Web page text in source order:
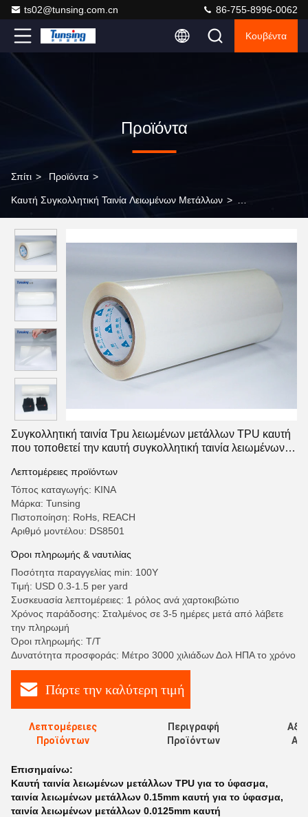
ts02@tunsing.com.cn 86-755-8996-0062
Κουβέντα
Προϊόντα
Σπίτι > Προϊόντα >
Καυτή Συγκολλητική Ταινία Λειωμένων Μετάλλων >
τοποθετεί την καυτή συγκολλητική ταινία λειωμένων μετάλλων για
το ύφασμα σε στρώματα
Συγκολλητική ταινία Tpu λειωμένων μετάλλων TPU καυτή
που τοποθετεί την καυτή συγκολλητική ταινία λειωμένων
Λεπτομέρειες προϊόντων
Τόπος καταγωγής: ΚΙΝΑ
Μάρκα: Tunsing
Πιστοποίηση: RoHs, REACH
Αριθμό μοντέλου: DS8501
Όροι πληρωμής & ναυτιλίας
Ποσότητα παραγγελίας min: 100Y
Τιμή: USD 0.3-1.5 per yard
Συσκευασία λεπτομέρειες: 1 ρόλος ανά χαρτοκιβώτιο
Χρόνος παράδοσης: Σταλμένος σε 3-5 ημέρες μετά από λάβετε
την πληρωμή
Όροι πληρωμής: T/T
Δυνατότητα προσφοράς: Μέτρο 3000 χιλιάδων Δολ ΗΠΑ το χρόνο
Πάρτε την καλύτερη τιμή
Λεπτομέρειες
Προϊόντων
Περιγραφή
Προϊόντων
Επισημαίνω:
Καυτή ταινία λειωμένων μετάλλων TPU για το ύφασμα,
ταινία λειωμένων μετάλλων 0.15mm καυτή για το ύφασμα,
ταινία λειωμένων μετάλλων 0.0125mm καυτή